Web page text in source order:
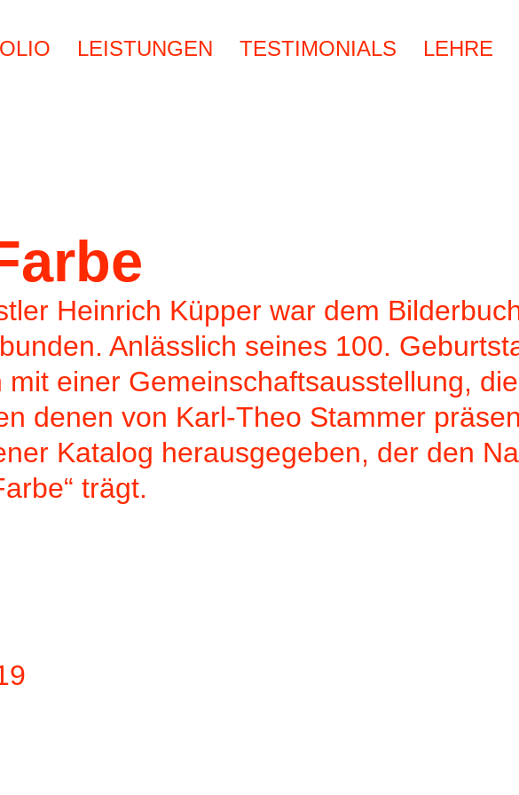
LEISTUNGEN TESTIMONIALS LEHRE
Heinrich Küpper war dem
Anlässlich seines 100.
einer Gemeinschaftsausstellung,
denen von Karl-Theo Stammer
Katalog herausgegeben, der den
trägt.